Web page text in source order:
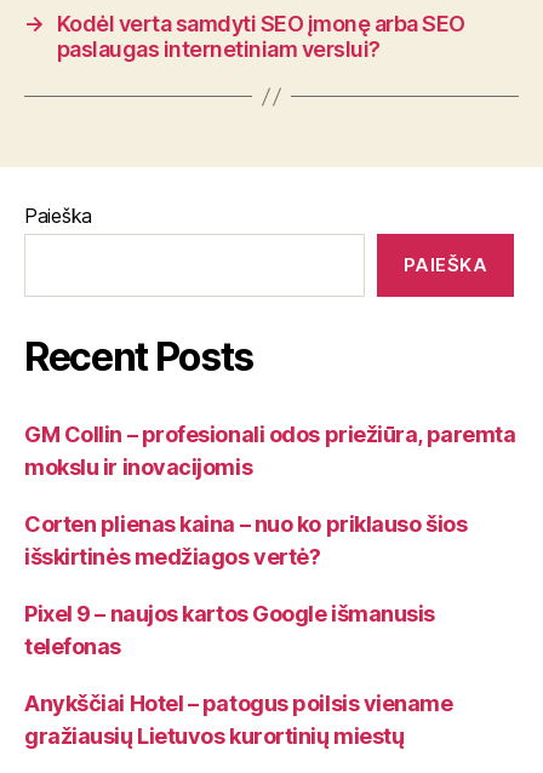
→
Kodėl verta samdyti SEO įmonę arba SEO
paslaugas internetiniam verslui?
Paieška
PAIEŠKA
Recent Posts
GM Collin – profesionali odos priežiūra, paremta
mokslu ir inovacijomis
Corten plienas kaina – nuo ko priklauso šios
išskirtinės medžiagos vertė?
Pixel 9 – naujos kartos Google išmanusis
telefonas
Anykščiai Hotel – patogus poilsis viename
gražiausių Lietuvos kurortinių miestų